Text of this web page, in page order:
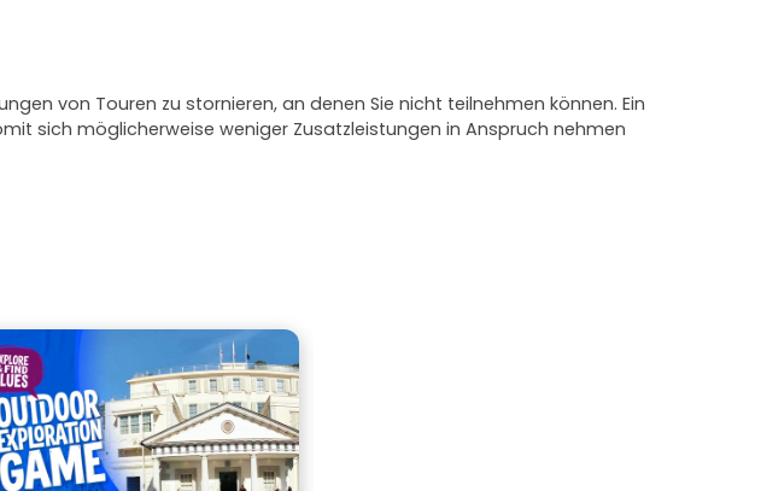
von Touren zu stornieren, an denen Sie nicht teilnehmen können. Ein
sich möglicherweise weniger Zusatzleistungen in Anspruch nehmen